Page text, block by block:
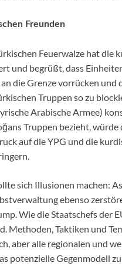
Freunden
Feuerwalze hat die
und begrüßt, dass
die Grenze vorrücken und
Truppen so zu
Arabische Armee)
Truppen bezieht, würde
auf die YPG und die
sich Illusionen machen:
ebenso
Wie die Staatschefs der
Methoden, Taktiken und
aber alle regionalen und
potenzielle Gegenmodell